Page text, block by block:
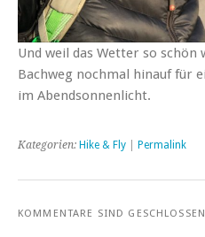
Und weil das Wetter so schön
Bachweg nochmal hinauf für
im Abendsonnenlicht.
Kategorien: Hike & Fly Permalink
KOMMENTARE SIND